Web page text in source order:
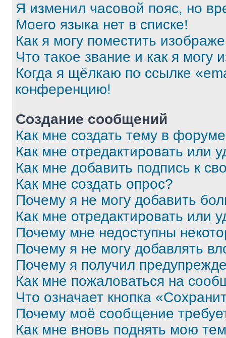
Я изменил часовой пояс, но
Моего языка нет в списке!
Как я могу поместить
Что такое звание и как я могу
Когда я щёлкаю по ссылке
конференцию!
Создание сообщений
Как мне создать тему в
Как мне отредактировать или
Как мне добавить подпись к
Как мне создать опрос?
Почему я не могу добавить
Как мне отредактировать или
Почему мне недоступны
Почему я не могу добавлять
Почему я получил
Как мне пожаловаться на
Что означает кнопка
Почему моё сообщение
Как мне вновь поднять мою